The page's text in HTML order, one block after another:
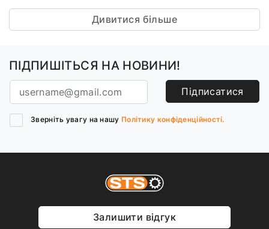
Дивитися більше
ПІДПИШІТЬСЯ НА НОВИНИ!
Підписатися
Зверніть увагу на нашу Політику конфіденційності.
Залишити відгук